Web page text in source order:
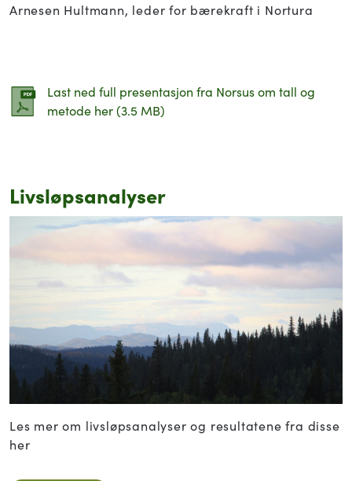
Arnesen Hultmann, leder for bærekraft i Nortura
Last ned full presentasjon fra Norsus om tall og
metode her (3.5 MB)
Livsløpsanalyser
Les mer om livsløpsanalyser og resultatene fra disse
her